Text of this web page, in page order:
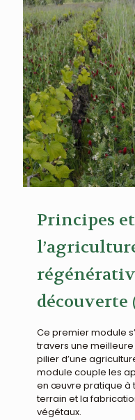
Principes
découverte
Ce premier module
travers une
pilier d’une
module couple les
en œuvre pratique à
terrain et la
végétaux.